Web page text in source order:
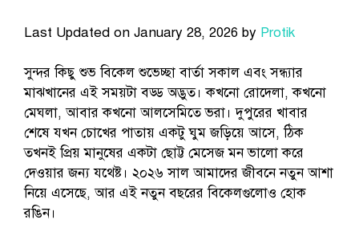
Last Updated on January 28, 2026 by Protik
সুন্দর কিছু শুভ বিকেল শুভেচ্ছা বার্তা সকাল এবং সন্ধ্যার
মাঝখানের এই সময়টা বড্ড অদ্ভুত। কখনো রোদেলা, কখনো
মেঘলা, আবার কখনো আলসেমিতে ভরা। দুপুরের খাবার
শেষে যখন চোখের পাতায় একটু ঘুম জড়িয়ে আসে, ঠিক
তখনই প্রিয় মানুষের একটা ছোট্ট মেসেজ মন ভালো করে
দেওয়ার জন্য যথেষ্ট। ২০২৬ সাল আমাদের জীবনে নতুন আশা
নিয়ে এসেছে, আর এই নতুন বছরের বিকেলগুলোও হোক
রঙিন।